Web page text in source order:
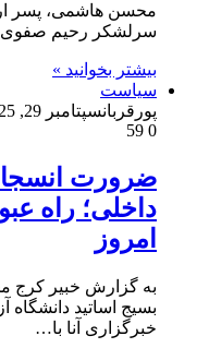
محسن هاشمی، پسر
سرلشکر رحیم صفوی
بیشتر بخوانید »
سیاست
پورقربانسپتامبر 29, 2025
0
ضرورت
داخلی؛ راه
امروز
به گزارش خبیر کرج
بسیج اساتید دانشگاه
خبرگزاری آنا با…